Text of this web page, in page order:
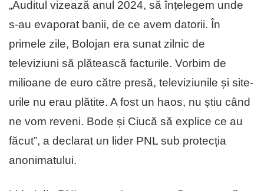
„Auditul vizează anul 2024, să înțelegem unde
s-au evaporat banii, de ce avem datorii. În
primele zile, Bolojan era sunat zilnic de
televiziuni să plătească facturile. Vorbim de
milioane de euro către presă, televiziunile și site-
urile nu erau plătite. A fost un haos, nu știu când
ne vom reveni. Bode și Ciucă să explice ce au
făcut”, a declarat un lider PNL sub protecția
anonimatului.